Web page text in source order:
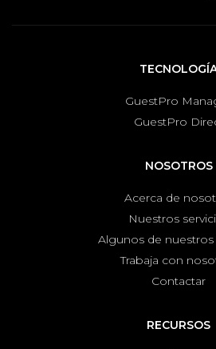
GuestPro
GuestPro
NOSOTROS
Acerca de
Nuestros
Algunos de
Trabaja con
Contactar
RECURSOS